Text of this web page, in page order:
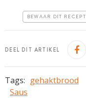
Erg makkelijk
BEWAAR DIT RECEPT
DEEL DIT ARTIKEL
Tags: gehaktbrood
Saus